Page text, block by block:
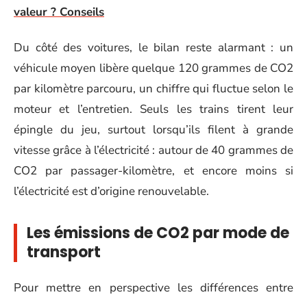
valeur ? Conseils
Du côté des voitures, le bilan reste alarmant : un
véhicule moyen libère quelque 120 grammes de CO2
par kilomètre parcouru, un chiffre qui fluctue selon le
moteur et l’entretien. Seuls les trains tirent leur
épingle du jeu, surtout lorsqu’ils filent à grande
vitesse grâce à l’électricité : autour de 40 grammes de
CO2 par passager-kilomètre, et encore moins si
l’électricité est d’origine renouvelable.
Les émissions de CO2 par mode de
transport
Pour mettre en perspective les différences entre